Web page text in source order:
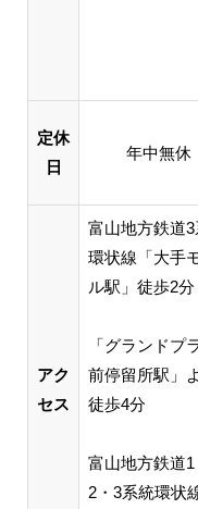
定休
日
年中無休
アク
セス
富山地方鉄道3
環状線「大手
ル駅」徒歩2分
「グランドプ
前停留所駅」
徒歩4分
富山地方鉄道1
2・3系統環状